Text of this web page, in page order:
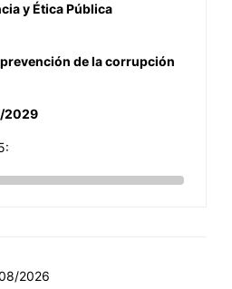
y Ética Pública
de la corrupción
2029
2026